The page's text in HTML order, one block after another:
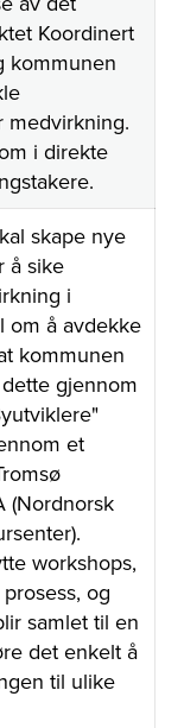
Koordinert
kommunen
medvirkning.
i direkte
skape nye
å sike
i
om å avdekke
kommunen
gjennom
et
(Nordnorsk
workshops,
og
samlet til en
det enkelt å
til ulike